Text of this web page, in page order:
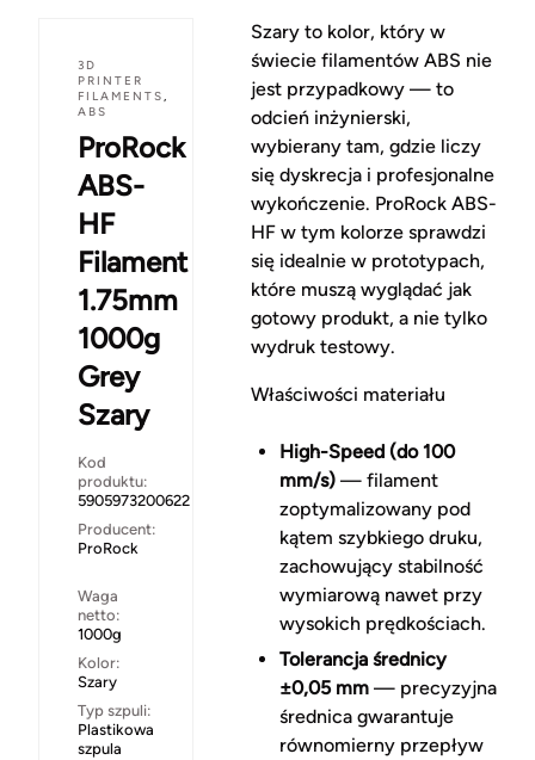
3D
PRINTER
FILAMENTS,
ABS
ProRock
ABS-
HF
Filament
1.75mm
1000g
Grey
Szary
Kod
produktu:
5905973200622
Producent:
ProRock
Waga
netto:
1000g
Kolor:
Szary
Typ szpuli:
Plastikowa
szpula
Szary to kolor, który w
świecie filamentów ABS nie
jest przypadkowy — to
odcień inżynierski,
wybierany tam, gdzie liczy
się dyskrecja i profesjonalne
wykończenie. ProRock ABS-
HF w tym kolorze sprawdzi
się idealnie w prototypach,
które muszą wyglądać jak
gotowy produkt, a nie tylko
wydruk testowy.
Właściwości materiału
High-Speed (do 100
mm/s)— filament
zoptymalizowany pod
kątem szybkiego druku,
zachowujący stabilność
wymiarową nawet przy
wysokich prędkościach.
Tolerancja średnicy
±0,05 mm— precyzyjna
średnica gwarantuje
równomierny przepływ